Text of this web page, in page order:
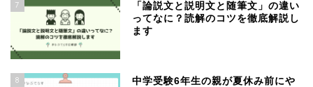
7
「論説文と説明文と随筆文」の違い
ってなに？読解のコツを徹底解説し
ます
8
中学受験6年生の親が夏休み前にや